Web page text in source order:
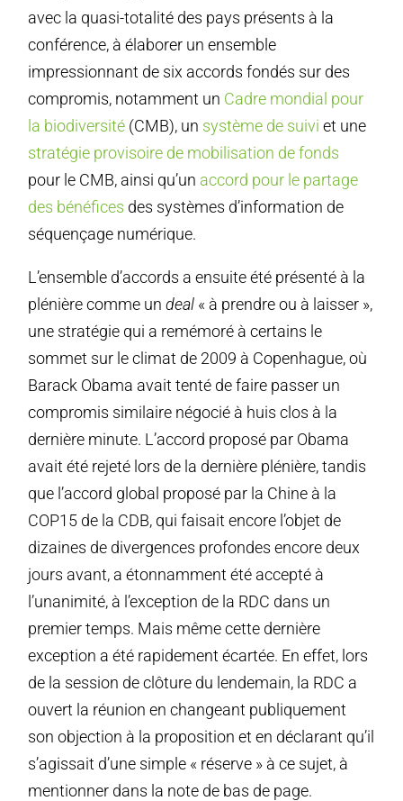
avec la quasi-totalité des pays présents à la
conférence, à élaborer un ensemble
impressionnant de six accords fondés sur des
compromis, notamment un Cadre mondial pour
la biodiversité (CMB), un système de suivi et une
stratégie provisoire de mobilisation de fonds
pour le CMB, ainsi qu’un accord pour le partage
des bénéfices des systèmes d’information de
séquençage numérique.
L’ensemble d’accords a ensuite été présenté à la
plénière comme undeal « à prendre ou à laisser »,
une stratégie qui a remémoré à certains le
sommet sur le climat de 2009 à Copenhague, où
Barack Obama avait tenté de faire passer un
compromis similaire négocié à huis clos à la
dernière minute. L’accord proposé par Obama
avait été rejeté lors de la dernière plénière, tandis
que l’accord global proposé par la Chine à la
COP15 de la CDB, qui faisait encore l’objet de
dizaines de divergences profondes encore deux
jours avant, a étonnamment été accepté à
l’unanimité, à l’exception de la RDC dans un
premier temps. Mais même cette dernière
exception a été rapidement écartée. En effet, lors
de la session de clôture du lendemain, la RDC a
ouvert la réunion en changeant publiquement
son objection à la proposition et en déclarant qu’il
s’agissait d’une simple « réserve » à ce sujet, à
mentionner dans la note de bas de page.